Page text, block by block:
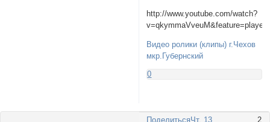
http://www.youtube.com/watch?
Видео ролики (клипы) г.Чехов
мкр.Губернский
0
Поделиться 2
Чт, 13